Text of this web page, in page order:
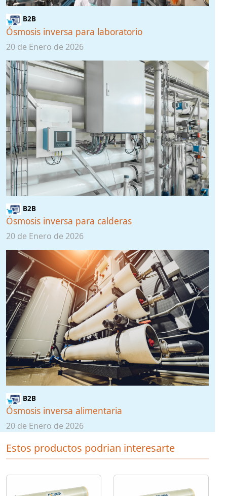
B2B
Ósmosis inversa para laboratorio
20 de Enero de 2026
B2B
Ósmosis inversa para calderas
20 de Enero de 2026
B2B
Ósmosis inversa alimentaria
20 de Enero de 2026
Estos productos podrian interesarte